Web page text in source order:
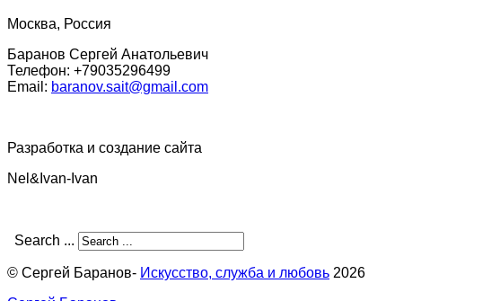
Москва, Россия
Баранов Сергей Анатольевич
Телефон: +79035296499
Email: baranov.sait@gmail.com
Разработка и создание сайта
Nel&Ivan-Ivan
Search ...
© Сергей Баранов- Искусство, служба и любовь 2026